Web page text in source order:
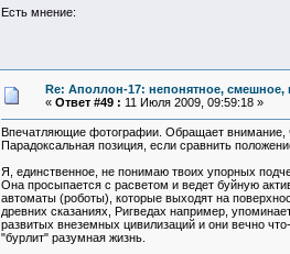
Есть мнение:
Re: Аполлон-17: непонятное, смешное,
« Ответ #49 : 11 Июля 2009, 09:59:18 »
Впечатляющие фотографии. Обращает внимание,
Парадоксальная позиция, если сравнить
Я, единственное, не понимаю твоих упорных
Она просыпается с расветом и ведет буйную
автоматы (роботы), которые выходят на
древних сказаниях, Ригведах например,
развитых внеземных цивилизаций и они вечно
"бурлит" разумная жизнь.